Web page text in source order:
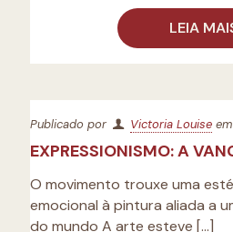
LEIA
Publicado por Victoria Louise em
EXPRESSIONISMO: A
O movimento trouxe uma
emocional à pintura aliada a
do mundo A arte esteve […]